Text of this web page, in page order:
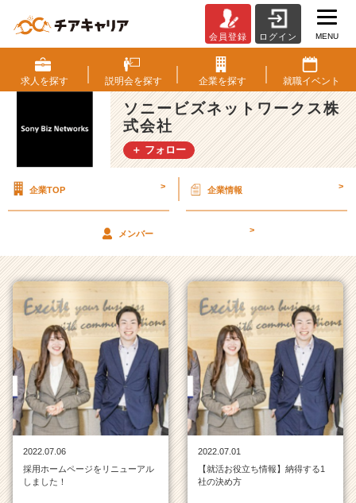
ニ
ー
ビ
ズ
ネ
ッ
ト
ク
式
会
の
タ
イ
ム
ラ
イ
一
ベ
会員登録 ログイン MENU
求人を探す 説明会を探す 企業を探す 就職イベント
ソニービズネットワークス株
式会社
＋ フォロー
企業TOP > 企業情報 >
メンバー >
2022.07.06
採用ホームページをリニューアル
しました！
2022.07.01
【就活お役立ち情報】納得する1
社の決め方